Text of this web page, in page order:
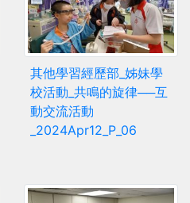
其他學習經歷部_姊妹學
校活動_共鳴的旋律──互
動交流活動
_2024Apr12_P_06